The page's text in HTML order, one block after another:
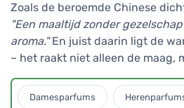
Zoals de beroemde Chinese
"Een maaltijd zonder
aroma."En juist daarin ligt de
– het raakt niet alleen de maag,
Damesparfums